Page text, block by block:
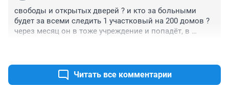
свободы и открытых дверей ? и кто за больными
будет за всеми следить 1 участковый на 200 домов ?
через месяц он в тоже учреждение и попадёт, в
Читать все комментарии